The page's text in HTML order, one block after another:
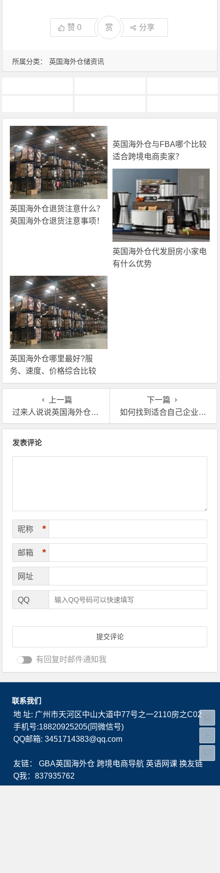
所属分类： 英国海外仓储资讯
赞0 赏 分享
英国海外仓退货注意什么？
英国海外仓退货注意事项！
英国海外仓与FBA哪个比较
适合跨境电商卖家？
英国海外仓代发厨房小家电
有什么优势
英国海外仓哪里最好?服
务、速度、价格综合比较
上一篇
过来人说说英国海外仓库包括什么服务？
下一篇
如何找到适合自己企业去租的英国海外仓?说说自己的经验!
发表评论
昵称 *
邮箱 *
网址
QQ
有回复时邮件通知我
联系我们
地 址: 广州市天河区中山大道中77号之一2110房之C02
手机号:18820925205(同微信号)
QQ邮箱: 3451714383@qq.com
友链：GBA英国海外仓 跨境电商导航 英语网课 换友链
Q我：837935762